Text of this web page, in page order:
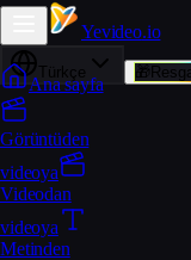
Yevideo.io
Türkçe 🎁
Ana sayfa
Görüntüden
videoya
Videodan
videoya
Metinden